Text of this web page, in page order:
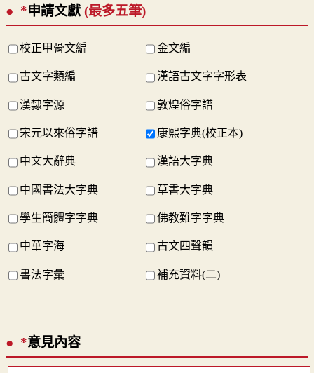
*申請文獻(最多五筆)
校正甲骨文編 金文編
古文字類編 漢語古文字字形表
漢隸字源 敦煌俗字譜
宋元以來俗字譜 康熙字典(校正本)
中文大辭典 漢語大字典
中國書法大字典 草書大字典
學生簡體字字典 佛教難字字典
中華字海 古文四聲韻
書法字彙 補充資料(二)
*意見內容